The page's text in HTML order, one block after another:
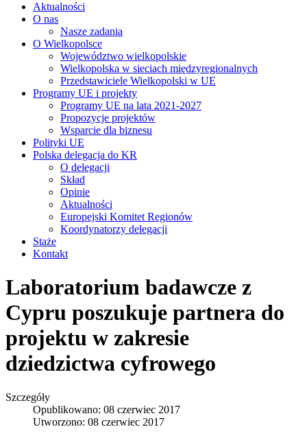
Aktualności
O nas
Nasze zadania
O Wielkopolsce
Województwo wielkopolskie
Wielkopolska w sieciach międzyregionalnych
Przedstawiciele Wielkopolski w UE
Programy UE i projekty
Programy UE na lata 2021-2027
Propozycje projektów
Wsparcie dla biznesu
Polityki UE
Polska delegacja do KR
O delegacji
Skład
Opinie
Aktualności
Europejski Komitet Regionów
Koordynatorzy delegacji
Staże
Kontakt
Laboratorium badawcze z
Cypru poszukuje partnera do
projektu w zakresie
dziedzictwa cyfrowego
Szczegóły
Opublikowano: 08 czerwiec 2017
Utworzono: 08 czerwiec 2017